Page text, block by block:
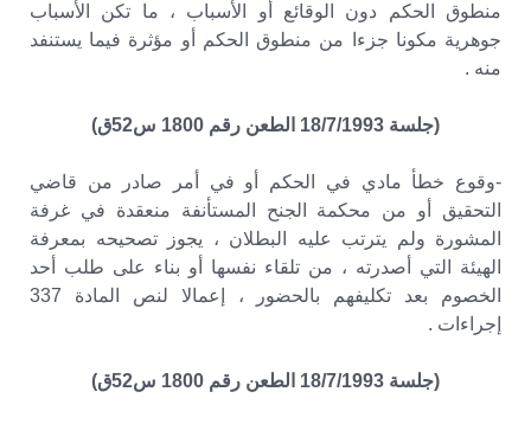
منطوق الحكم دون الوقائع أو الأسباب ، ما تكن الأسباب
جوهرية مكونا جزءا من منطوق الحكم أو مؤثرة فيما يستنفد
منه .
(جلسة 18/7/1993 الطعن رقم 1800 س52ق)
-وقوع خطأ مادي في الحكم أو في أمر صادر من قاضي
التحقيق أو من محكمة الجنح المستأنفة منعقدة في غرفة
المشورة ولم يترتب عليه البطلان ، يجوز تصحيحه بمعرفة
الهيئة التي أصدرته ، من تلقاء نفسها أو بناء على طلب أحد
الخصوم بعد تكليفهم بالحضور ، إعمالا لنص المادة 337
إجراءات .
(جلسة 18/7/1993 الطعن رقم 1800 س52ق)